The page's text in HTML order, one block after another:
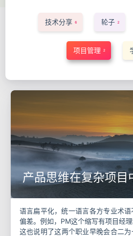
技术分享 6 轮子 2
项目管理 2
产品思维在复杂项目
语言扁平化，统一语言各方专业术
偏差。例如，PM这个缩写有项目经理
这也说明了这两个职业早晚会合二